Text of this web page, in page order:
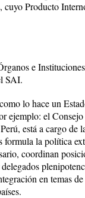
Producto
e
SAI.
lo hace un
ejemplo: el
está a cargo
la política
coordinan
en temas